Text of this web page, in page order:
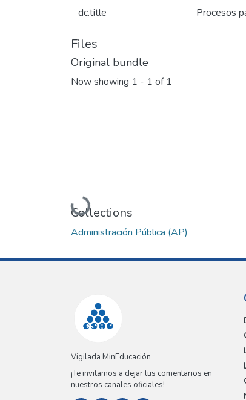
dc.title Procesos
Files
Original bundle
Now showing 1 - 1 of 1
Loading...
Collections
Administración Pública (AP)
Vigilada MinEducación
¡Te invitamos a dejar tus comentarios en
nuestros canales oficiales!